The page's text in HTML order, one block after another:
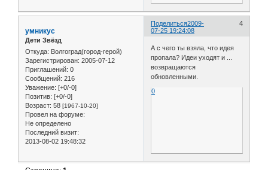
Поделиться 4
2009-
07-25 19:24:08
умникус
Дети Звёзд
Откуда: Волгоград(город-герой)
Зарегистрирован: 2005-07-12
Приглашений: 0
Сообщений: 216
Уважение: [+0/-0]
Позитив: [+0/-0]
Возраст: 58 [1967-10-20]
Провел на форуме:
Не определено
Последний визит:
2013-08-02 19:48:32
А с чего ты взяла, что идея
пропала? Идеи уходят и ...
возвращаются
обновленными.
0